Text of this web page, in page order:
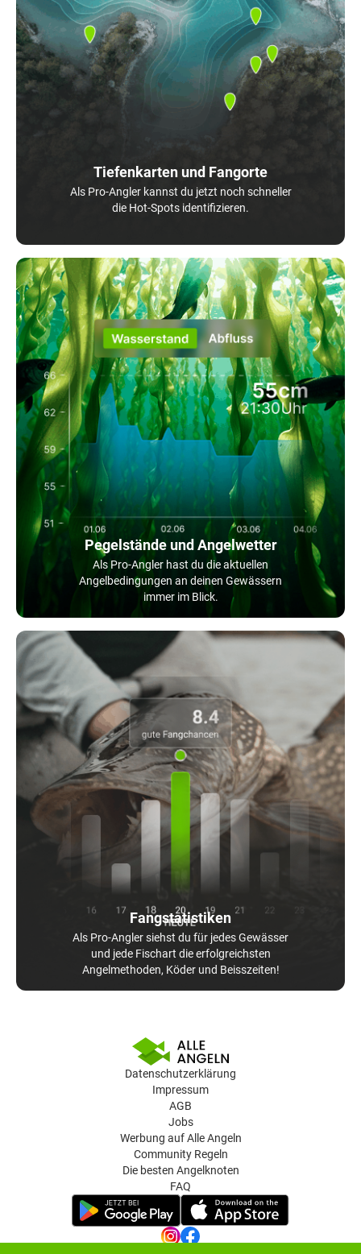
Tiefenkarten und Fangorte
Als Pro-Angler kannst du jetzt noch schneller
die Hot-Spots identifizieren.
Pegelstände und Angelwetter
Als Pro-Angler hast du die aktuellen
Angelbedingungen an deinen Gewässern
immer im Blick.
Fangstatistiken
Als Pro-Angler siehst du für jedes Gewässer
und jede Fischart die erfolgreichsten
Angelmethoden, Köder und Beisszeiten!
Datenschutzerklärung
Impressum
AGB
Jobs
Werbung auf Alle Angeln
Community Regeln
Die besten Angelknoten
FAQ